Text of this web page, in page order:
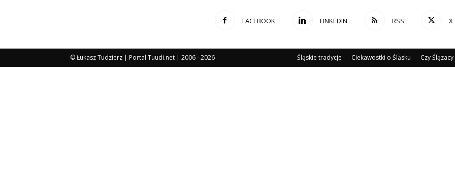
FACEBOOK LINKEDIN RSS X
Śląskie tradycje Ciekawostki o Śląsku Czy
© Łukasz Tudzierz | Portal Tuudi.net | 2006 - 2026